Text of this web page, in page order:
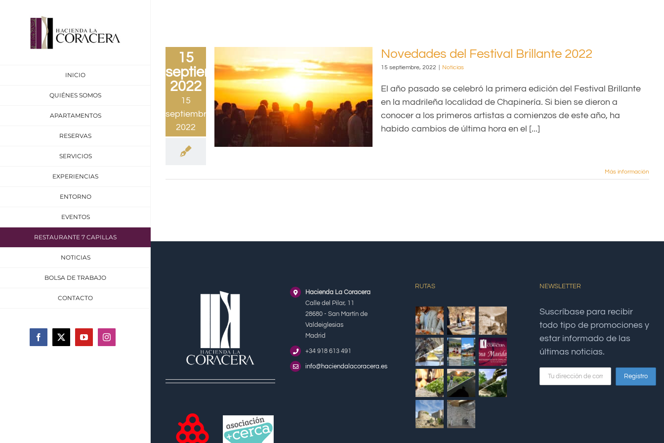
contenido
INICIO
QUIÉNES SOMOS
APARTAMENTOS
RESERVAS
SERVICIOS
EXPERIENCIAS
ENTORNO
EVENTOS
RESTAURANTE 7 CAPILLAS
NOTICIAS
BOLSA DE TRABAJO
CONTACTO
Facebook
X YouTubeInstagram
15
septiembre,
2022
15
septiembre,
2022
Novedades del Festival Brillante 2022
15 septiembre, 2022 Noticias
El año pasado se celebró la primera edición del Festival Brillante
en la madrileña localidad de Chapinería. Si bien se dieron a
conocer a los primeros artistas a comienzos de este año, ha
habido cambios de última hora en el [...]
Más información
Hacienda La Coracera
Calle del Pilar, 11
28680 - San Martín de
Valdeiglesias
Madrid
+34 918 613 491
info@haciendalacoracera.es
RUTAS NEWSLETTER
Suscríbase para recibir
todo tipo de promociones y
estar informado de las
últimas noticias.